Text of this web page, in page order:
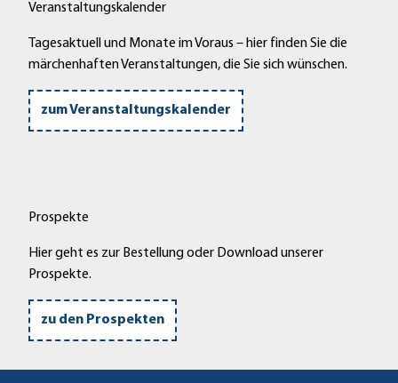
Veranstaltungskalender
Tagesaktuell und Monate im Voraus – hier finden Sie die
märchenhaften Veranstaltungen, die Sie sich wünschen.
zum Veranstaltungskalender
Prospekte
Hier geht es zur Bestellung oder Download unserer
Prospekte.
zu den Prospekten